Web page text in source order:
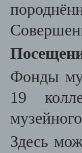
Фонды
19
Здесь